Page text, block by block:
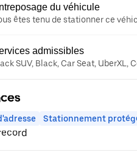
du véhicule
êtes tenu de stationner ce
admissibles
SUV, Black, Car Seat, UberXL,
Stationnement